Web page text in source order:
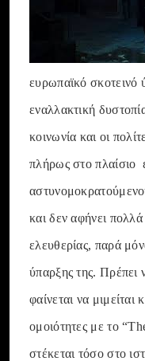
ευρωπαϊκό σκοτεινό
εναλλακτική
κοινωνία και οι
πλήρως στο πλαίσιο
και δεν αφήνει
ελευθερίας, παρά
ύπαρξης της. Πρέπει
φαίνεται να μιμείται
ομοιότητες με το
στέκεται τόσο στο